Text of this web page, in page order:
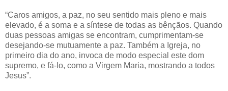
“Caros amigos, a paz, no seu sentido mais pleno e mais
elevado, é a soma e a síntese de todas as bênçãos. Quando
duas pessoas amigas se encontram, cumprimentam-se
desejando-se mutuamente a paz. Também a Igreja, no
primeiro dia do ano, invoca de modo especial este dom
supremo, e fá-lo, como a Virgem Maria, mostrando a todos
Jesus”.